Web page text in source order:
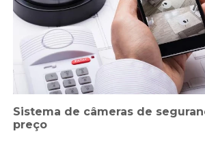
Sistema de câmeras de
preço